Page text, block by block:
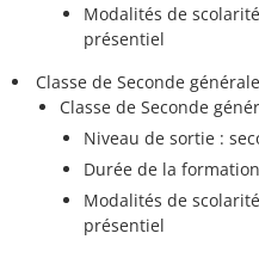
Modalités de
présentiel
Classe de Seconde
Classe de Seconde
Niveau de sortie :
Durée de la
Modalités de
présentiel